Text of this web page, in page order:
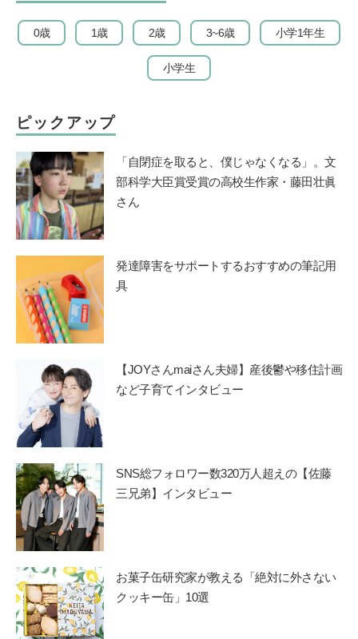
0歳 1歳 2歳 3~6歳 小学1年生
小学生
ピックアップ
「自閉症を取ると、僕じゃなくなる」。文
部科学大臣賞受賞の高校生作家・藤田壮眞
さん
発達障害をサポートするおすすめの筆記用
具
【JOYさんmaiさん夫婦】産後鬱や移住計画
など子育てインタビュー
SNS総フォロワー数320万人超えの【佐藤
三兄弟】インタビュー
お菓子缶研究家が教える「絶対に外さない
クッキー缶」10選